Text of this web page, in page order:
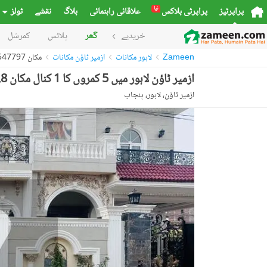
پراپرٹیز پراپرٹی بلاکس نیا علاقائی راہنمائی بلاگ نقشے
ٹولز
خریدیے
گھر پلاٹس کمرشل
Zameen لاہور مکانات ازمیر ٹاؤن مکانات مکان 52547797
ازمیر ٹاؤن لاہور میں 5 کمروں کا 1 کنال مکان 7.8 کروڑ میں برائے فروخت۔
ازمیر ٹاؤن، لاہور، پنجاب